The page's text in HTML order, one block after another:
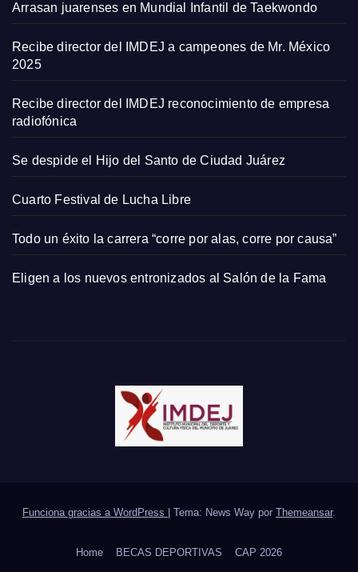
Arrasan juarenses en Mundial Infantil de Taekwondo
Recibe director del IMDEJ a campeones de Mr. México
2025
Recibe director del IMDEJ reconocimiento de empresa
radiofónica
Se despide el Hijo del Santo de Ciudad Juárez
Cuarto Festival de Lucha Libre
Todo un éxito la carrera “corre por alas, corre por causa”
Eligen a los nuevos entronizados al Salón de la Fama
Funciona gracias a WordPress Tema: News Way por Themeansar.
Home BECAS DEPORTIVAS CAP 2026